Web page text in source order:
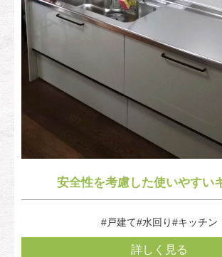
安全性を考慮した使いやすい
#戸建て#水回り#キッチン
詳しく見る